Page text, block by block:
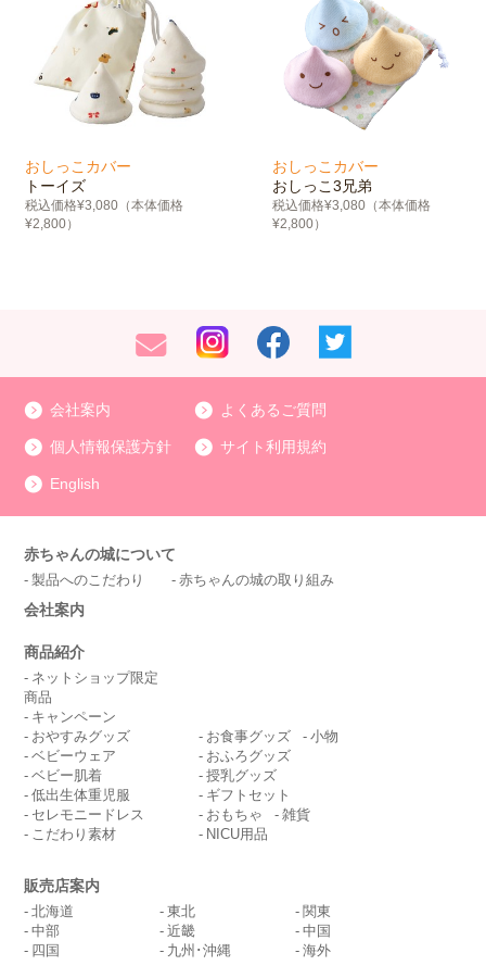
おしっこカバー
トーイズ
税込価格¥3,080（本体価格
¥2,800）
おしっこカバー
おしっこ3兄弟
税込価格¥3,080（本体価格
¥2,800）
会社案内 よくあるご質問
個人情報保護方針 サイト利用規約
English
赤ちゃんの城について
製品へのこだわり 赤ちゃんの城の取り組み
会社案内
商品紹介
ネットショップ限定
商品
キャンペーン
おやすみグッズ
ベビーウェア
ベビー肌着
低出生体重児服
セレモニードレス
こだわり素材
お食事グッズ
小物
おふろグッズ
授乳グッズ
ギフトセット
おもちゃ
雑貨
NICU用品
販売店案内
北海道 東北
関東
中部
近畿
中国
四国
九州･沖縄 海外